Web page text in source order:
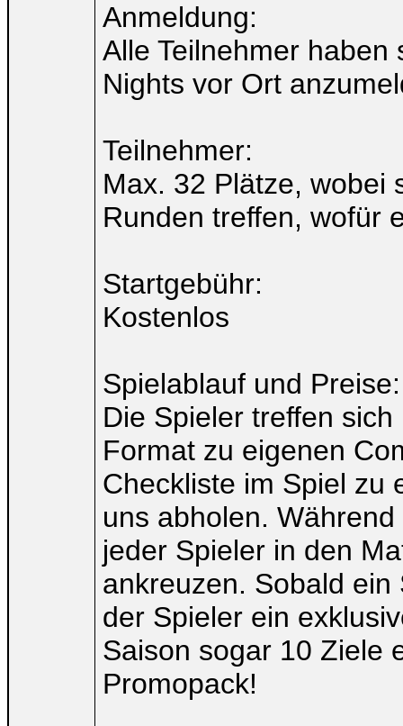
Anmeldung:
Alle Teilnehmer
Nights vor Ort
Teilnehmer:
Max. 32 Plätze, wobei
Runden treffen, wofür
Startgebühr:
Kostenlos
Spielablauf und Preise:
Die Spieler treffen
Format zu eigenen
Checkliste im Spiel zu
uns abholen.
jeder Spieler in den
ankreuzen. Sobald
der Spieler ein
Saison sogar 10 Ziele
Promopack!